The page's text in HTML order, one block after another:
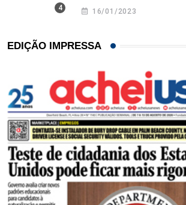
16/01/2023
EDIÇÃO IMPRESSA